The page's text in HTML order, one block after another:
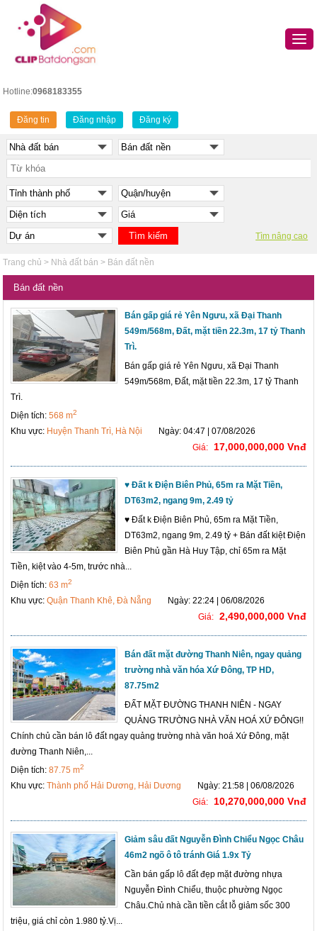
Hotline:0968183355
Đăng tin Đăng nhập Đăng ký
Tìm nâng cao
Trang chủ > Nhà đất bán > Bán đất nền
Bán đất nền
Bán gấp giá rẻ Yên Ngưu, xã Đại Thanh
549m/568m, Đất, mặt tiền 22.3m, 17 tỷ Thanh
Trì.
Bán gấp giá rẻ Yên Ngưu, xã Đại Thanh
549m/568m, Đất, mặt tiền 22.3m, 17 tỷ Thanh
Trì.
Diện tích:568 m2
Khu vực: Huyện Thanh Trì, Hà Nội
Ngày: 04:47 | 07/08/2026
Giá:
17,000,000,000 Vnđ
♥ Đất k Điện Biên Phủ, 65m ra Mặt Tiền,
DT63m2, ngang 9m, 2.49 tỷ
♥ Đất k Điện Biên Phủ, 65m ra Mặt Tiền,
DT63m2, ngang 9m, 2.49 tỷ + Bán đất kiệt Điện
Biên Phủ gần Hà Huy Tập, chỉ 65m ra Mặt
Tiền, kiệt vào 4-5m, trước nhà...
Diện tích:63 m2
Khu vực:Quận Thanh Khê, Đà Nẵng
Ngày: 22:24 | 06/08/2026
Giá: 2,490,000,000 Vnđ
Bán đất mặt đường Thanh Niên, ngay quảng
trường nhà văn hóa Xứ Đông, TP HD,
87.75m2
ĐẤT MẶT ĐƯỜNG THANH NIÊN - NGAY
QUẢNG TRƯỜNG NHÀ VĂN HOÁ XỨ ĐÔNG!!
Chính chủ cần bán lô đất ngay quảng trường nhà văn hoá Xứ Đông, mặt
đường Thanh Niên,...
Diện tích:87.75 m2
Khu vực:Thành phố Hải Dương, Hải Dương
Ngày: 21:58 | 06/08/2026
Giá:
10,270,000,000 Vnđ
Giảm sâu đất Nguyễn Đình Chiểu Ngọc Châu
46m2 ngõ ô tô tránh Giá 1.9x Tỷ
Cần bán gấp lô đất đẹp mặt đường nhựa
Nguyễn Đình Chiểu, thuộc phường Ngọc
Châu.Chủ nhà cần tiền cắt lỗ giảm sốc 300
triệu, giá chỉ còn 1.980 tỷ.Vị...